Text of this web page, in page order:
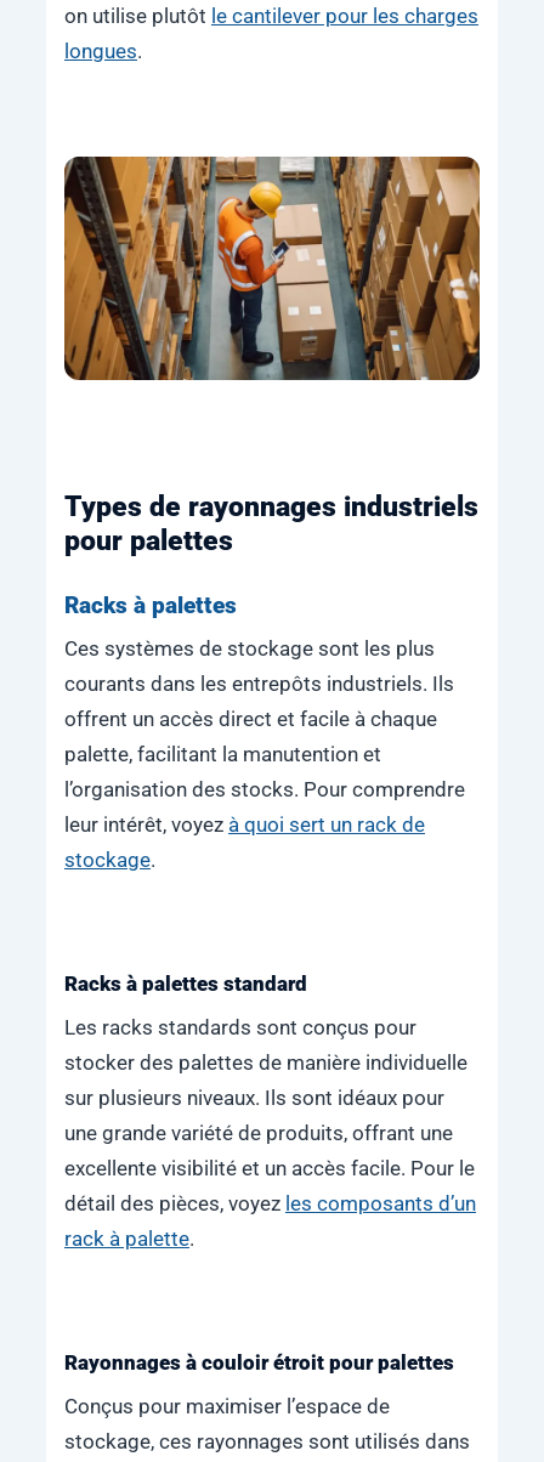
on utilise plutôt le cantilever pour les charges
longues.
Types de rayonnages industriels
pour palettes
Racks à palettes
Ces systèmes de stockage sont les plus
courants dans les entrepôts industriels. Ils
offrent un accès direct et facile à chaque
palette, facilitant la manutention et
l’organisation des stocks. Pour comprendre
leur intérêt, voyez à quoi sert un rack de
stockage.
Racks à palettes standard
Les racks standards sont conçus pour
stocker des palettes de manière individuelle
sur plusieurs niveaux. Ils sont idéaux pour
une grande variété de produits, offrant une
excellente visibilité et un accès facile. Pour le
détail des pièces, voyez les composants d’un
rack à palette.
Rayonnages à couloir étroit pour palettes
Conçus pour maximiser l’espace de
stockage, ces rayonnages sont utilisés dans